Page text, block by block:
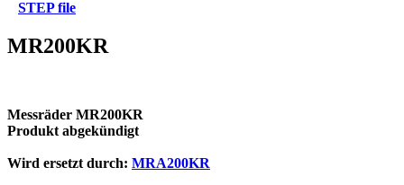
STEP file
MR200KR
Messräder MR200KR
Produkt abgekündigt
Wird ersetzt durch: MRA200KR